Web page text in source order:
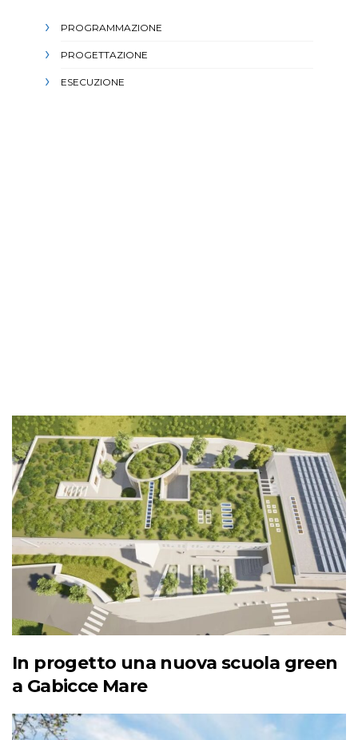
PROGRAMMAZIONE
PROGETTAZIONE
ESECUZIONE
In progetto una nuova scuola green
a Gabicce Mare